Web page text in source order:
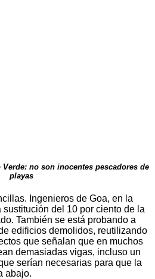
no son inocentes pescadores de
playas
Ingenieros de Goa, en la
sustitución del 10 por ciento de la
También se está probando a
edificios demolidos, reutilizando
que señalan que en muchos
demasiadas vigas, incluso un
serían necesarias para que la
abajo.